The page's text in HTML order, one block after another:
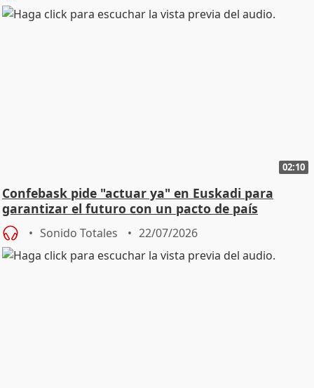
02:10
Confebask pide "actuar ya" en Euskadi para
garantizar el futuro con un pacto de país
Sonido Totales 22/07/2026